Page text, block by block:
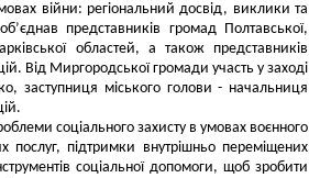
війни: регіональний досвід, виклики та
представників громад Полтавської,
областей, а також представників
Від Миргородської громади участь у заході
заступниця міського голови - начальниця
соціального захисту в умовах воєнного
послуг, підтримки внутрішньо переміщених
соціальної допомоги, щоб зробити